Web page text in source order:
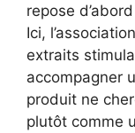
repose
Ici,
extraits
accompagner
produit ne
plutôt comme